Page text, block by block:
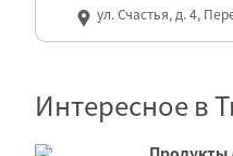
ул. Счастья, д. 4,
Интересное в